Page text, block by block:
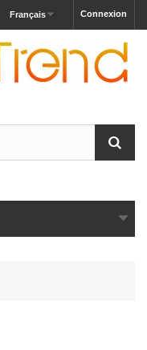
Connexion
Français